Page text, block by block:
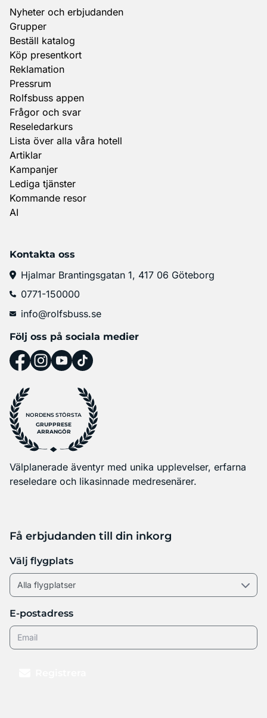
Nyheter och erbjudanden
Grupper
Beställ katalog
Köp presentkort
Reklamation
Pressrum
Rolfsbuss appen
Frågor och svar
Reseledarkurs
Lista över alla våra hotell
Artiklar
Kampanjer
Lediga tjänster
Kommande resor
AI
Kontakta oss
Hjalmar Brantingsgatan 1, 417 06 Göteborg
0771-150000
info@rolfsbuss.se
Följ oss på sociala medier
NORDENS STÖRSTA
GRUPPRESE
ARRANGÖR
Välplanerade äventyr med unika upplevelser, erfarna
reseledare och likasinnade medresenärer.
Få erbjudanden till din inkorg
Välj flygplats
E-postadress